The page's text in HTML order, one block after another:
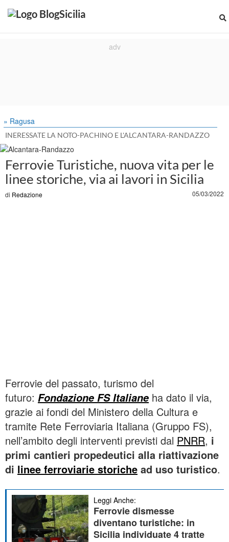
» Ragusa
INERESSATE LA NOTO-PACHINO E L'ALCANTARA-RANDAZZO
Ferrovie Turistiche, nuova vita per le
linee storiche, via ai lavori in Sicilia
di Redazione 05/03/2022
Ferrovie del passato, turismo del
futuro: Fondazione FS Italiane ha dato il via,
grazie ai fondi del Ministero della Cultura e
tramite Rete Ferroviaria Italiana (Gruppo FS),
nell’ambito degli interventi previsti dal PNRR, i
primi cantieri propedeutici alla riattivazione
di linee ferroviarie storiche ad uso turistico.
Leggi Anche:
Ferrovie dismesse
diventano turistiche: in
Sicilia individuate 4 tratte